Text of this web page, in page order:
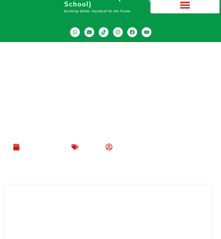
School)
Building Better Standard for the Future